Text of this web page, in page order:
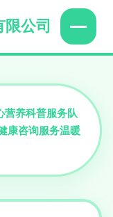
公司
营养科普服务队
康咨询服务温暖